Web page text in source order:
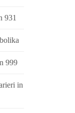
931
999
in